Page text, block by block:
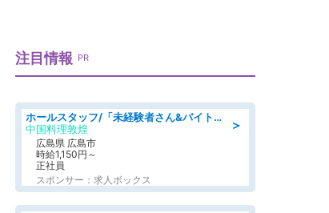
注目情報 PR
＞
ホールスタッフ/「未経験者さん&バイトデビューも大歓迎」残業ほぼなし×1日3時間〜勤務OK!フォロー体制も充実/広島県/広島市南区
中国料理敦煌
広島県 広島市
時給1,150円～
正社員
スポンサー：求人ボックス